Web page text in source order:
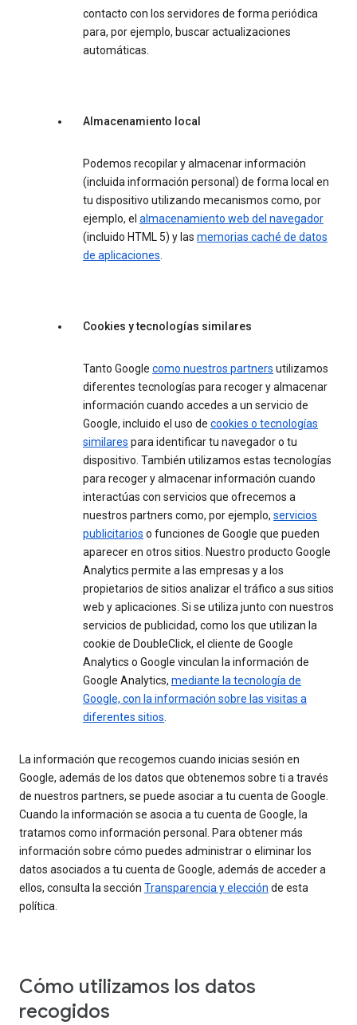
contacto con los servidores de forma periódica
para, por ejemplo, buscar actualizaciones
automáticas.
Almacenamiento local
Podemos recopilar y almacenar información
(incluida información personal) de forma local en
tu dispositivo utilizando mecanismos como, por
ejemplo, el almacenamiento web del navegador
(incluido HTML 5) y las memorias caché de datos
de aplicaciones.
Cookies y tecnologías similares
Tanto Google como nuestros partners utilizamos
diferentes tecnologías para recoger y almacenar
información cuando accedes a un servicio de
Google, incluido el uso de cookies o tecnologías
similares para identificar tu navegador o tu
dispositivo. También utilizamos estas tecnologías
para recoger y almacenar información cuando
interactúas con servicios que ofrecemos a
nuestros partners como, por ejemplo, servicios
publicitarios o funciones de Google que pueden
aparecer en otros sitios. Nuestro producto Google
Analytics permite a las empresas y a los
propietarios de sitios analizar el tráfico a sus sitios
web y aplicaciones. Si se utiliza junto con nuestros
servicios de publicidad, como los que utilizan la
cookie de DoubleClick, el cliente de Google
Analytics o Google vinculan la información de
Google Analytics, mediante la tecnología de
Google, con la información sobre las visitas a
diferentes sitios.
La información que recogemos cuando inicias sesión en
Google, además de los datos que obtenemos sobre ti a través
de nuestros partners, se puede asociar a tu cuenta de Google.
Cuando la información se asocia a tu cuenta de Google, la
tratamos como información personal. Para obtener más
información sobre cómo puedes administrar o eliminar los
datos asociados a tu cuenta de Google, además de acceder a
ellos, consulta la sección Transparencia y elección de esta
política.
Cómo utilizamos los datos
recogidos